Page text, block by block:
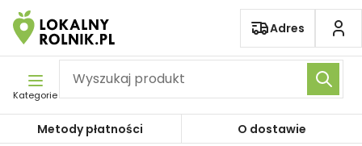
Pomiń nawigację
Adres
Kategorie
Metody płatności O dostawie